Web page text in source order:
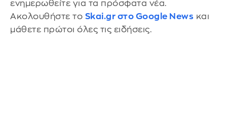
ενημερωθείτε για τα πρόσφατα νέα.
Ακολουθήστε το Skai.gr στο Google News και
μάθετε πρώτοι όλες τις ειδήσεις.